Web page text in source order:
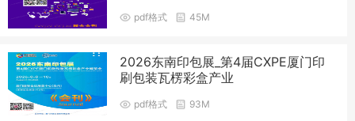
pdf格式 45M
2026东南印包展_第4届CXPE厦门印
刷包装瓦楞彩盒产业
pdf格式 93M